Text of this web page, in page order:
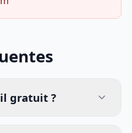
gratuit ?